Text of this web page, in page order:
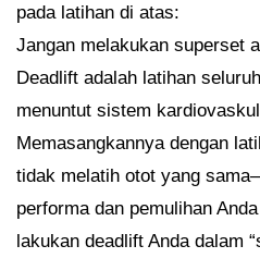
pada latihan di atas:
Jangan melakukan superset
Deadlift adalah latihan
menuntut sistem
Memasangkannya dengan
tidak melatih otot yang
performa dan pemulihan
lakukan deadlift Anda dalam